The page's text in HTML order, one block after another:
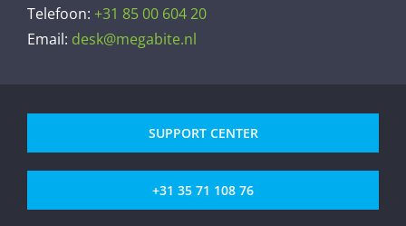
Telefoon: +31 85 00 604 20
Email: desk@megabite.nl
SUPPORT CENTER
+31 35 71 108 76